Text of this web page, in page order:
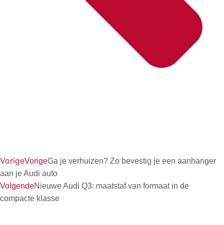
VorigeVorigeGa je verhuizen? Zo bevestig je een aanhanger
aan je Audi auto
VolgendeNieuwe Audi Q3: maatstaf van formaat in de
compacte klasse